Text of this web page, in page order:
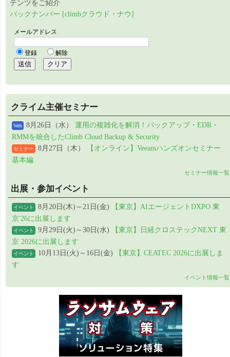
テンツをご紹介
バックナンバー [climbクラウド・ナウ]
クライム主催セミナー
Web 8月26日（水） 運用の複雑化を解消！バックアップ・EDR・
RMMを統合したClimb Cloud Backup & Security
セミナー 8月27日（木）
【オンライン】Veeamハンズオンセミナー
基本編
セミナー情報一覧
出展・参加イベント
イベント 8月20日(木)～21日(金)
【東京】AIエージェントDXPO 東
京'26に出展します
イベント 9月29日(火)～30日(水)
【東京】日経クロステックNEXT 東
京 2026に出展します
イベント 10月13日(火)～16日(金)
【東京】CEATEC 2026に出展しま
す
イベント情報一覧